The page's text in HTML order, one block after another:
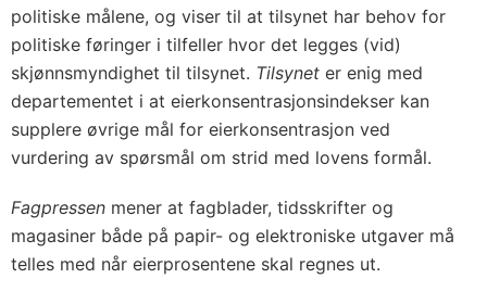
politiske målene, og viser til at tilsynet har behov for
politiske føringer i tilfeller hvor det legges (vid)
skjønnsmyndighet til tilsynet. Tilsynet er enig med
departementet i at eierkonsentrasjonsindekser kan
supplere øvrige mål for eierkonsentrasjon ved
vurdering av spørsmål om strid med lovens formål.
Fagpressen mener at fagblader, tidsskrifter og
magasiner både på papir- og elektroniske utgaver må
telles med når eierprosentene skal regnes ut.